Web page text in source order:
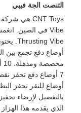
التنصت الجة فيبي
أوضاع للنقر تحفز
بالتفصيل لإرضاء
الذي يقدمه هذا